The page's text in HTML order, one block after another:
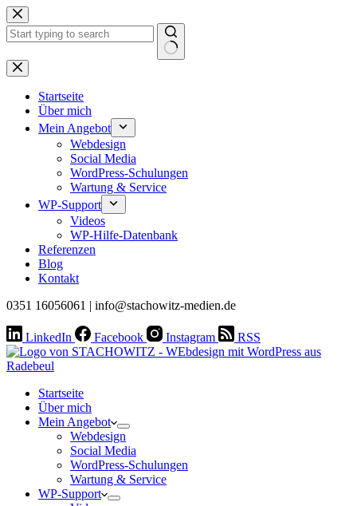
Zum
Inhalt
springen
Keine
Ergebnisse
Startseite
Über mich
Mein Angebot
Webdesign
Social Media
WordPress-Schulungen
Wartung & Service
WP-Support
Videos
WP-Hilfe-Datenbank
Referenzen
Blog
Kontakt
0351 16056061 | info@stachowitz-medien.de
LinkedIn Facebook Instagram RSS
Startseite
Über mich
Mein Angebot
Webdesign
Social Media
WordPress-Schulungen
Wartung & Service
WP-Support